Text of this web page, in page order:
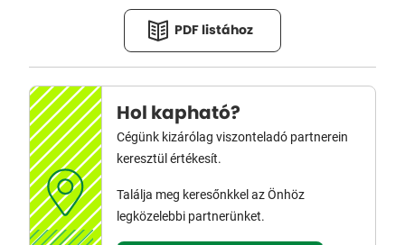
PDF listához
Hol kapható?
Cégünk kizárólag viszonteladó partnerein
keresztül értékesít.
Találja meg keresőnkkel az Önhöz
legközelebbi partnerünket.